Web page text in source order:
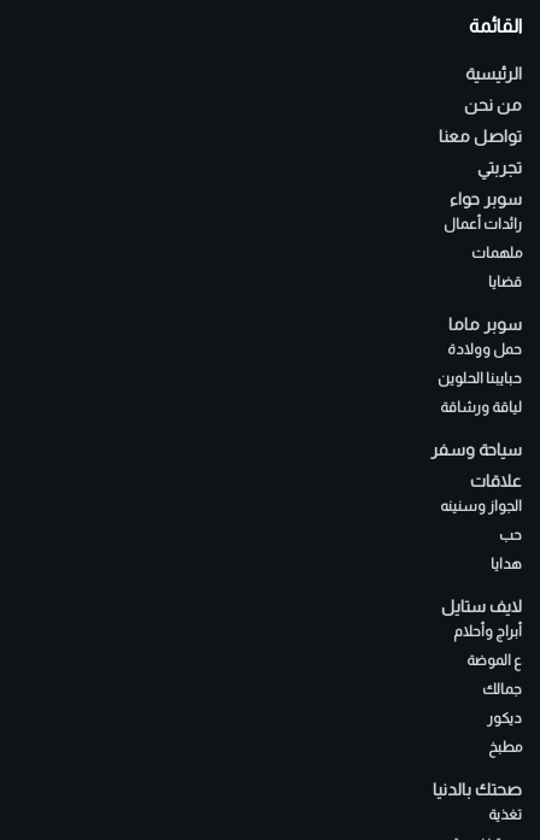
القائمة
الرئيسية
من نحن
تواصل معنا
تجربتي
سوبر حواء
رائدات أعمال
ملهمات
قضايا
سوبر ماما
حمل وولادة
حبايبنا الحلوين
لياقة ورشاقة
سياحة وسفر
علاقات
الجواز وسنينه
حب
هدايا
لايف ستايل
أبراج وأحلام
ع الموضة
جمالك
ديكور
مطبخ
صحتك بالدنيا
تغذية